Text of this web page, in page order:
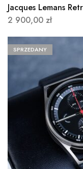
Jacques Lemans
2 900,00 zł
SPRZEDANY